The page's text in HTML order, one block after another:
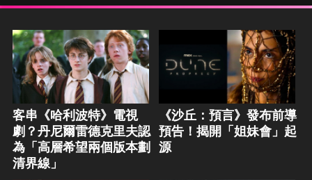
客串《哈利波特》電視
劇？丹尼爾雷德克里夫認
為「高層希望兩個版本劃
清界線」
《沙丘：預言》發布前導
預告！揭開「姐妹會」起
源